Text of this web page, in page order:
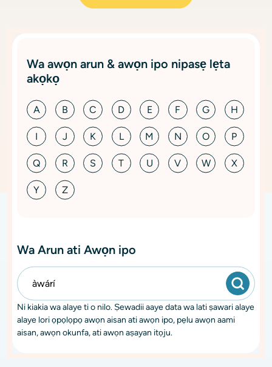
Wa awọn arun & awọn ipo nipasẹ lẹta
akọkọ
A B C D E F G H
I J K L M N O P
Q R S T U V W X
Y Z
Wa Arun ati Awọn ipo
Ni kiakia wa alaye ti o nilo. Ṣewadii aaye data wa lati ṣawari alaye
alaye lori ọpọlọpọ awọn aisan ati awọn ipo, pẹlu awọn aami
aisan, awọn okunfa, ati awọn aṣayan itọju.